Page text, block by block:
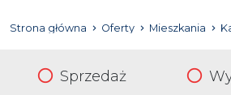
Strona główna Oferty Mieszkania
Sprzedaż